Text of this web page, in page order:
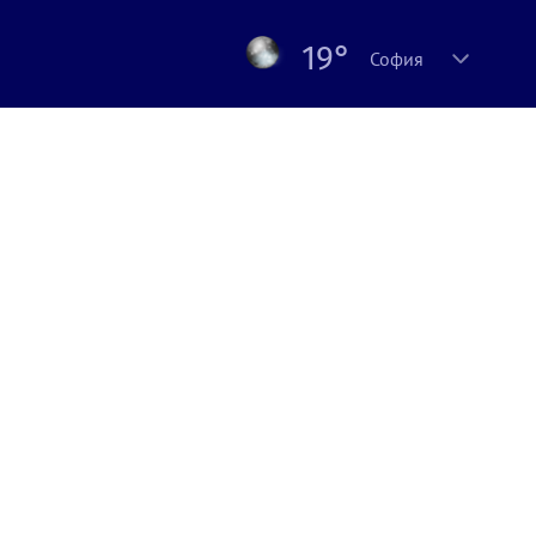
19° София